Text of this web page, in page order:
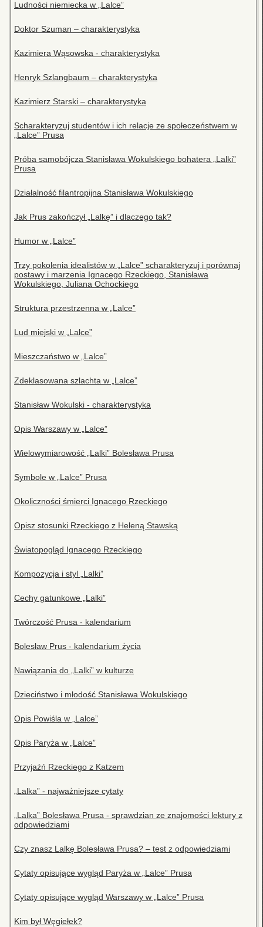
Ludności niemiecka w „Lalce”
Doktor Szuman – charakterystyka
Kazimiera Wąsowska - charakterystyka
Henryk Szlangbaum – charakterystyka
Kazimierz Starski – charakterystyka
Scharakteryzuj studentów i ich relacje ze społeczeństwem w
„Lalce” Prusa
Próba samobójcza Stanisława Wokulskiego bohatera „Lalki”
Prusa
Działalność filantropijna Stanisława Wokulskiego
Jak Prus zakończył „Lalkę” i dlaczego tak?
Humor w „Lalce”
Trzy pokolenia idealistów w „Lalce” scharakteryzuj i porównaj
postawy i marzenia Ignacego Rzeckiego, Stanisława
Wokulskiego, Juliana Ochockiego
Struktura przestrzenna w „Lalce”
Lud miejski w „Lalce”
Mieszczaństwo w „Lalce”
Zdeklasowana szlachta w „Lalce”
Stanisław Wokulski - charakterystyka
Opis Warszawy w „Lalce”
Wielowymiarowość „Lalki” Bolesława Prusa
Symbole w „Lalce” Prusa
Okoliczności śmierci Ignacego Rzeckiego
Opisz stosunki Rzeckiego z Heleną Stawską
Światopogląd Ignacego Rzeckiego
Kompozycja i styl „Lalki”
Cechy gatunkowe „Lalki”
Twórczość Prusa - kalendarium
Bolesław Prus - kalendarium życia
Nawiązania do „Lalki” w kulturze
Dzieciństwo i młodość Stanisława Wokulskiego
Opis Powiśla w „Lalce”
Opis Paryża w „Lalce”
Przyjaźń Rzeckiego z Katzem
„Lalka” - najważniejsze cytaty
„Lalka” Bolesława Prusa - sprawdzian ze znajomości lektury z
odpowiedziami
Czy znasz Lalkę Bolesława Prusa? – test z odpowiedziami
Cytaty opisujące wygląd Paryża w „Lalce” Prusa
Cytaty opisujące wygląd Warszawy w „Lalce” Prusa
Kim był Węgiełek?